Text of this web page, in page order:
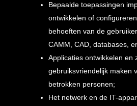
Bepaalde toepassingen
ontwikkelen of
behoeften van de
CAMM, CAD, databases,
Applicaties ontwikkelen en
gebruiksvriendelijk maken
betrokken personen;
Het netwerk en de IT-